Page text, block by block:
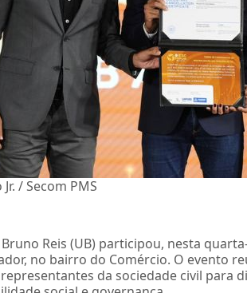
/ Secom PMS
Reis (UB) participou, nesta
no bairro do Comércio. O evento
da sociedade civil para